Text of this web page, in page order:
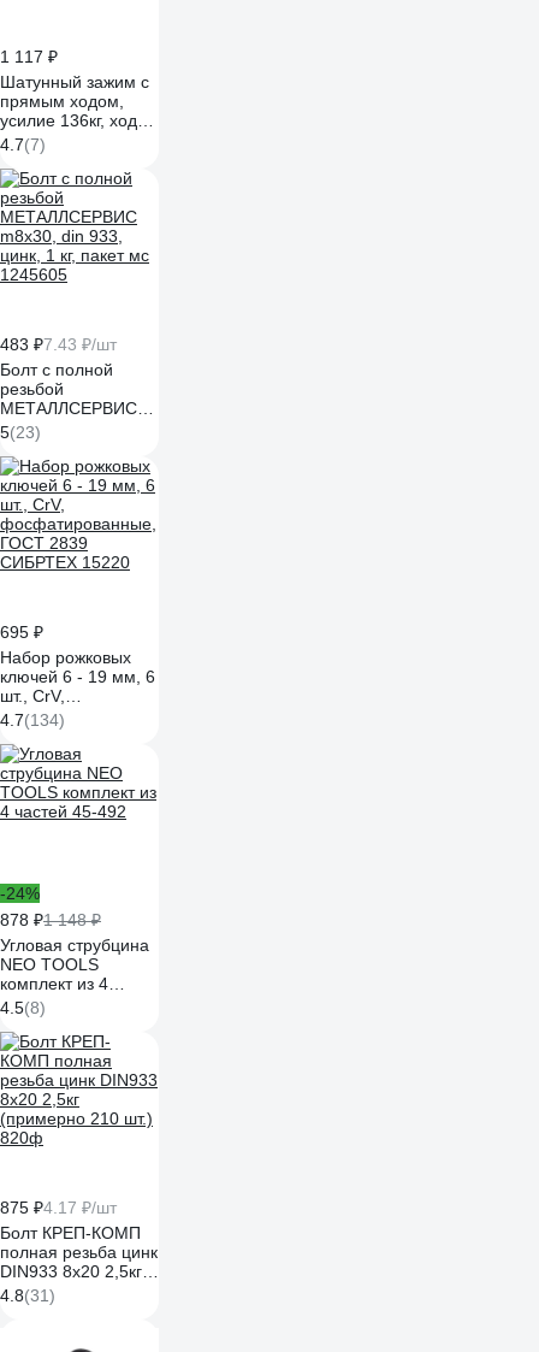
1 117 ₽
Шатунный зажим с
прямым ходом,
усилие 136кг, ход
32мм WOODWORK
GH-302-FM
4.7(7)
483 ₽7.43 ₽/шт
Болт с полной
резьбой
МЕТАЛЛСЕРВИС
m8x30, din 933,
цинк, 1 кг, пакет мс
1245605
5(23)
695 ₽
Набор рожковых
ключей 6 - 19 мм, 6
шт., CrV,
фосфатированные,
ГОСТ 2839
СИБРТЕХ 15220
4.7(134)
-24%
878 ₽1 148 ₽
Угловая струбцина
NEO TOOLS
комплект из 4
частей 45-492
4.5(8)
875 ₽4.17 ₽/шт
Болт КРЕП-КОМП
полная резьба цинк
DIN933 8х20 2,5кг
(примерно 210 шт.)
820ф
4.8(31)